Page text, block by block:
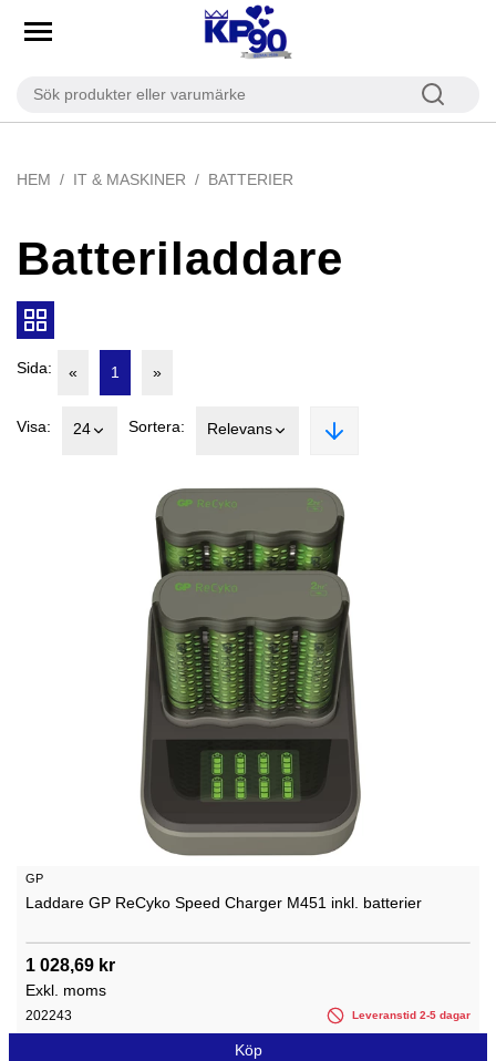
HEM IT & MASKINER BATTERIER
Batteriladdare
Sida: « 1 »
Visa: 24 Sortera: Relevans
GP
Laddare GP ReCyko Speed Charger M451 inkl. batterier
1 028,69 kr
Exkl. moms
202243 Leveranstid 2-5 dagar
Köp